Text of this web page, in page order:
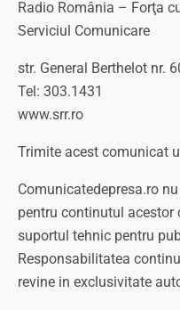
Radio România – Forţa
Serviciul Comunicare
str. General Berthelot nr.
Tel: 303.1431
www.srr.ro
Trimite acest comunicat
Comunicatedepresa.ro
pentru continutul
suportul tehnic pentru
Responsabilitatea
revine in exclusivitate